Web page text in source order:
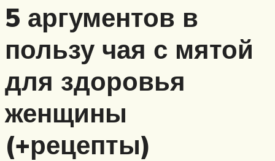
5 аргументов в
пользу чая с мятой
для здоровья
женщины
(+рецепты)